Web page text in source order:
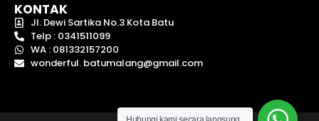
KONTAK
Jl. Dewi Sartika No.3 Kota Batu
Telp : 0341511099
WA : 081332157200
wonderful. batumalang@gmail.com